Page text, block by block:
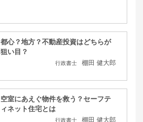
都心？地方？不動産投資はどちらが
狙い目？
行政書士 棚田 健大郎
空室にあえぐ物件を救う？セーフテ
ィネット住宅とは
行政書士 棚田 健大郎